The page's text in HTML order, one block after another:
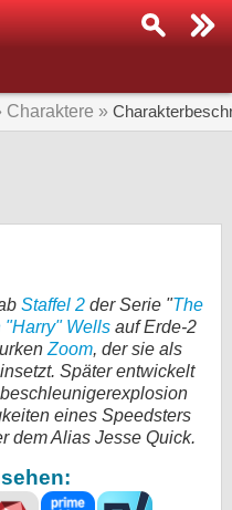
Charaktere »
Staffel 2 der Serie "The
"Harry" Wells auf Erde-2
Zoom, der sie als
Später entwickelt
eines Speedsters
dem Alias Jesse Quick.
suchen...